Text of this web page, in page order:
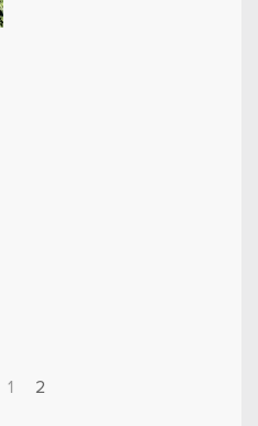
1 2